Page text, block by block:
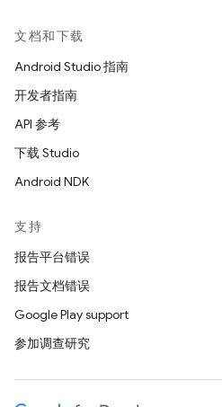
文档和下载
Android Studio 指南
开发者指南
API 参考
下载 Studio
Android NDK
支持
报告平台错误
报告文档错误
Google Play support
参加调查研究